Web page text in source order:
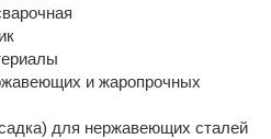
и жаропрочных
для нержавеющих сталей